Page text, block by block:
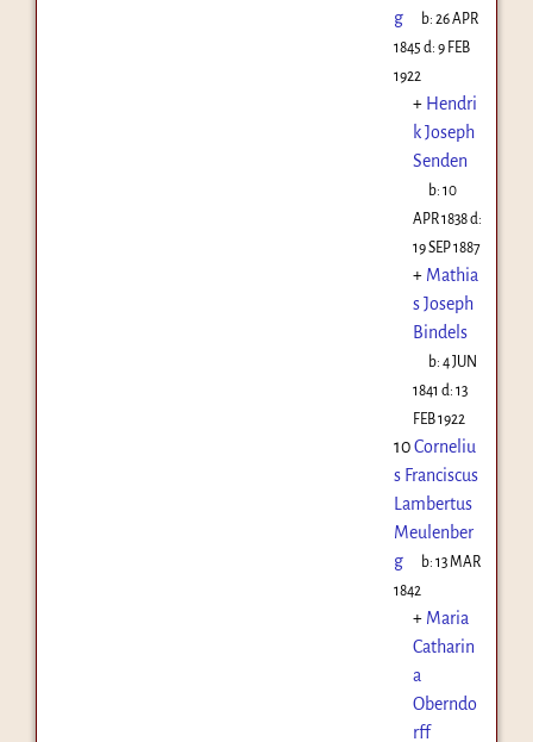
g
b:26 APR
1845 d: 9 FEB
1922
+ Hendri
k Joseph
Senden
b:10
APR 1838d:
19 SEP 1887
+ Mathia
s Joseph
Bindels
b:4 JUN
1841 d: 13
FEB 1922
10Corneliu
s Franciscus
Lambertus
Meulenber
g
b:13 MAR
1842
+ Maria
Catharin
a
Oberndo
rff